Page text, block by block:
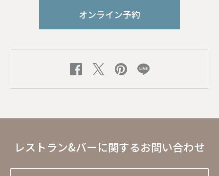
オンライン予約
レストラン&バーに関するお問い合わせ